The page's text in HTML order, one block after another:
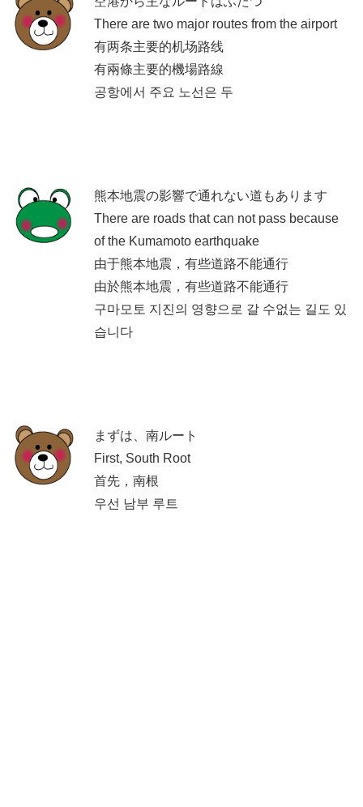
There are two major routes from the airport
有两条主要的机场路线
有兩條主要的機場路線
공항에서 주요 노선은 두
熊本地震の影響で通れない道もあります
There are roads that can not pass because
of the Kumamoto earthquake
由于熊本地震，有些道路不能通行
由於熊本地震，有些道路不能通行
구마모토 지진의 영향으로 갈 수없는 길도 있
습니다
まずは、南ルート
First, South Root
首先，南根
우선 남부 루트